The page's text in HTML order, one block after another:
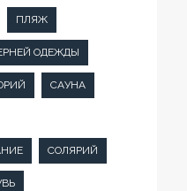
ПЛЯЖ
ОДЕЖДЫ
САУНА
СОЛЯРИЙ